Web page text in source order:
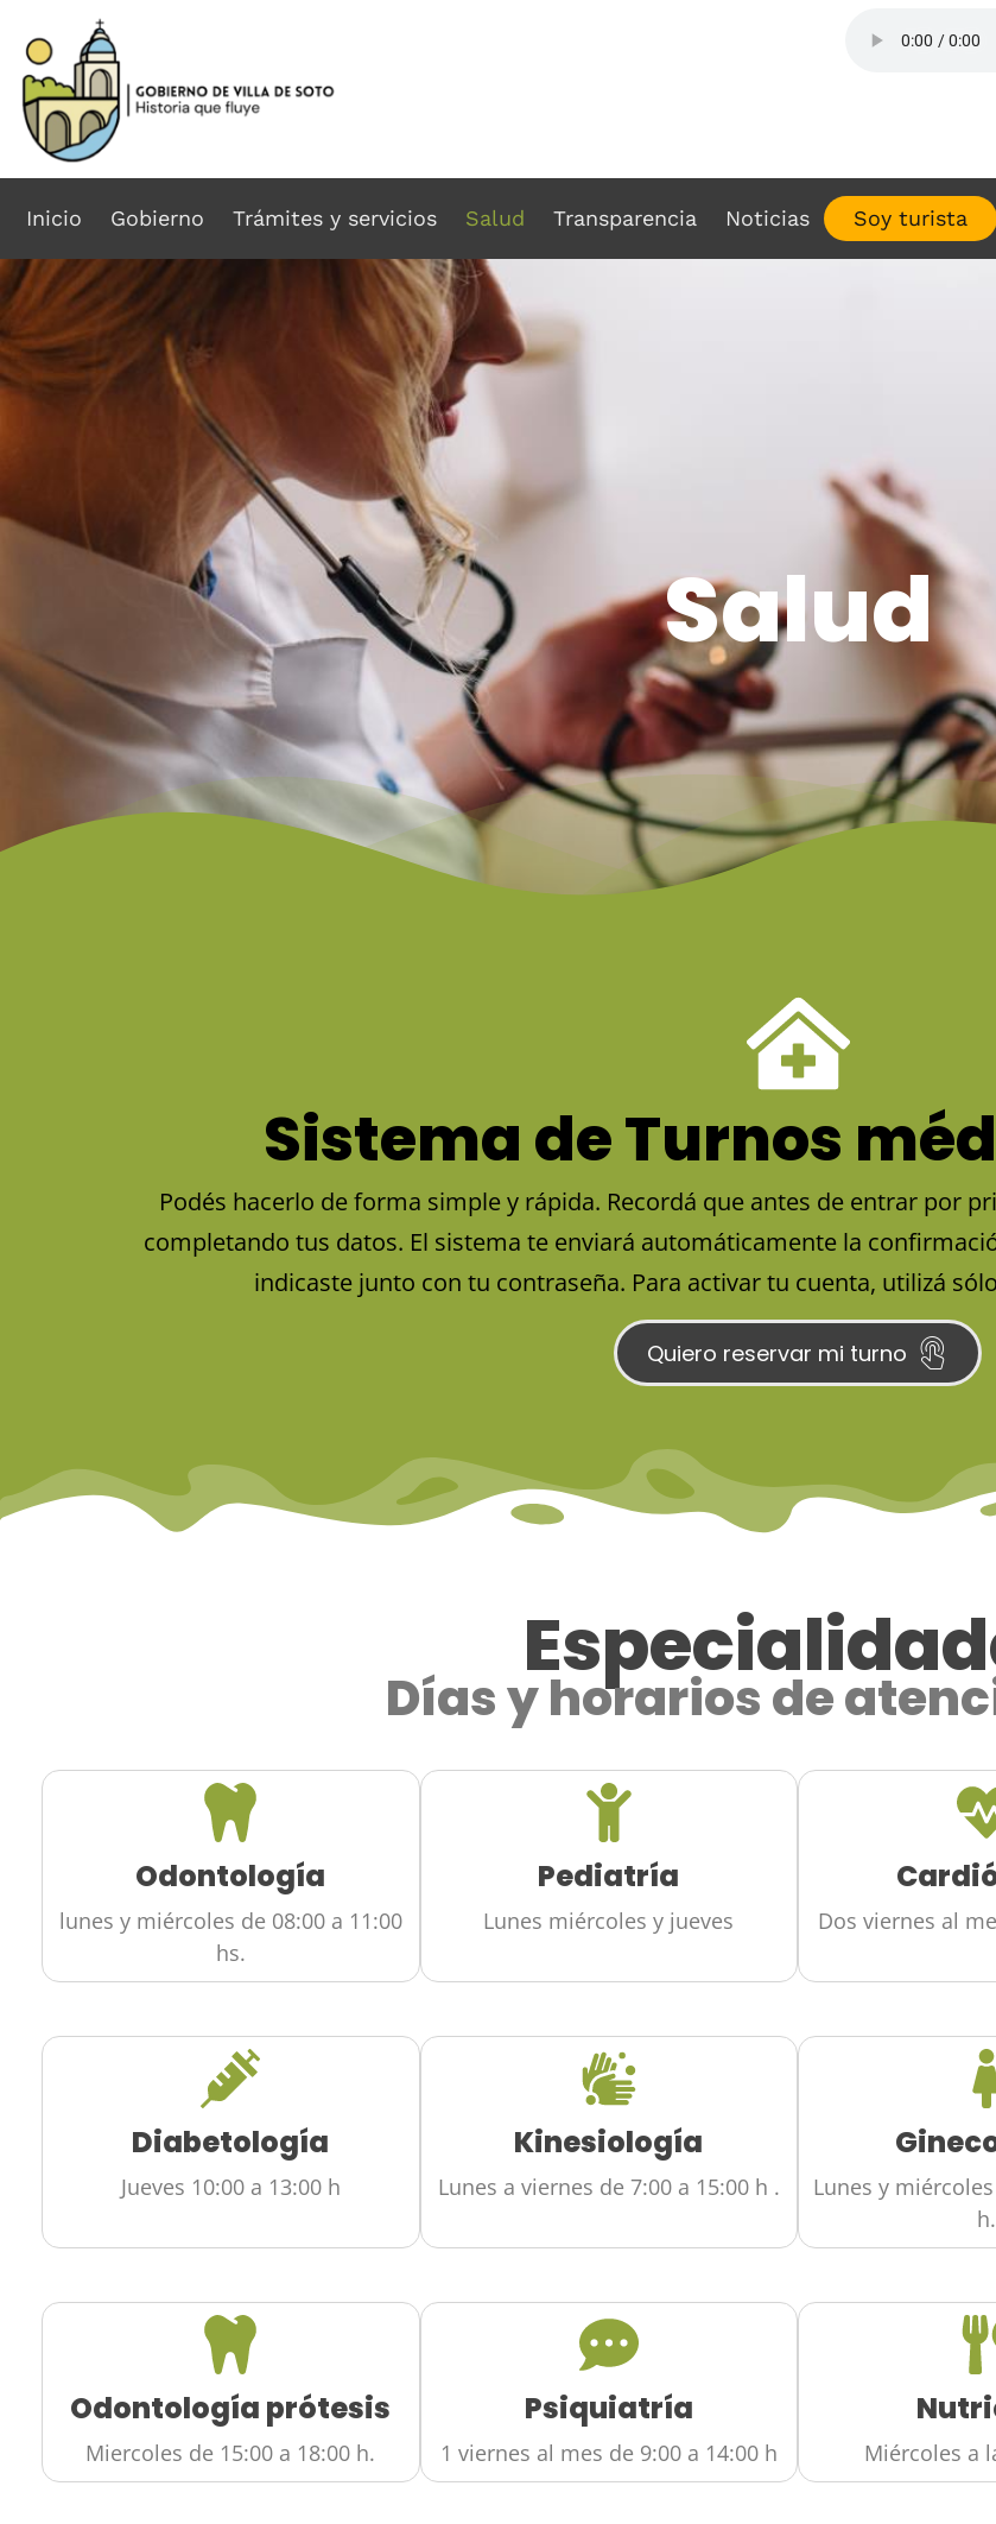
Inicio Gobierno Trámites y servicios Salud Transparencia Noticias Soy turista
Salud
Sistema de Turnos
Podés hacerlo de forma simple y rápida. Recordá que antes de entrar por
completando tus datos. El sistema te enviará automáticamente la
indicaste junto con tu contraseña. Para activar tu cuenta, utilizá
Quiero reservar mi turno
Días y horarios de
Odontología
lunes y miércoles de 08:00 a 11:00
hs.
Pediatría
Lunes miércoles y jueves Dos viernes al
Diabetología
Jueves 10:00 a 13:00 h
Kinesiología
Lunes a viernes de 7:00 a 15:00 h .
Lunes y
h.
Odontología prótesis
Miercoles de 15:00 a 18:00 h.
Psiquiatría
1 viernes al mes de 9:00 a 14:00 h Miércoles a